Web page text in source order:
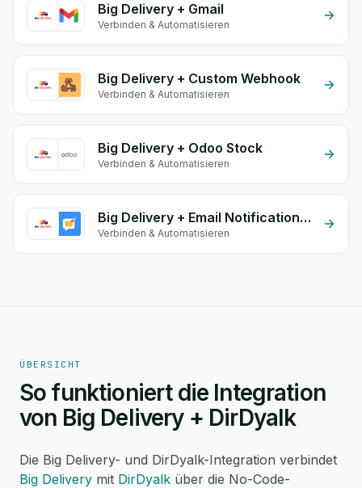
Big Delivery + Gmail
Verbinden & Automatisieren
Big Delivery + Custom Webhook
Verbinden & Automatisieren
Big Delivery + Odoo Stock
Verbinden & Automatisieren
Big Delivery + Email Notifications by eGrow
Verbinden & Automatisieren
ÜBERSICHT
So funktioniert die Integration
von Big Delivery + DirDyalk
Die Big Delivery- und DirDyalk-Integration verbindet
Big Delivery mit DirDyalk über die No-Code-